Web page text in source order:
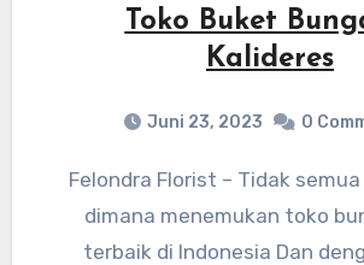
Toko Buket
Kalideres
Juni 23, 2023 0
Felondra Florist – Tidak semua orang tahu
dimana menemukan toko
terbaik di Indonesia Dan